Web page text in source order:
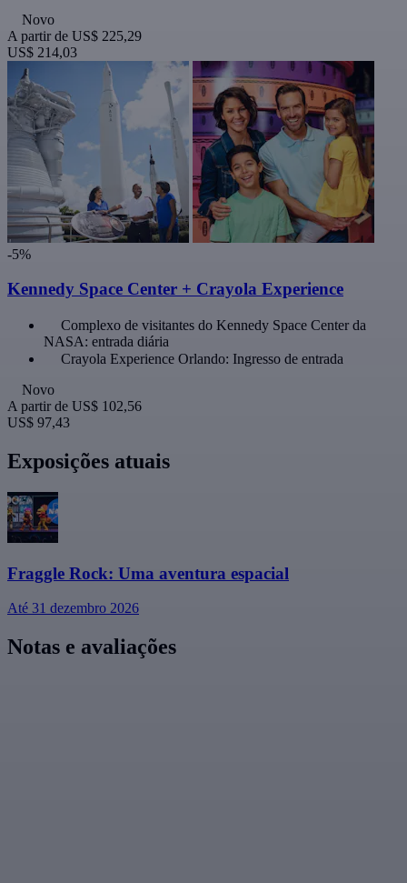
Novo
A partir de US$ 225,29
US$ 214,03
-5%
Kennedy Space Center + Crayola Experience
Complexo de visitantes do Kennedy Space Center da
NASA: entrada diária
Crayola Experience Orlando: Ingresso de entrada
Novo
A partir de US$ 102,56
US$ 97,43
Exposições atuais
Fraggle Rock: Uma aventura espacial
Até 31 dezembro 2026
Notas e avaliações